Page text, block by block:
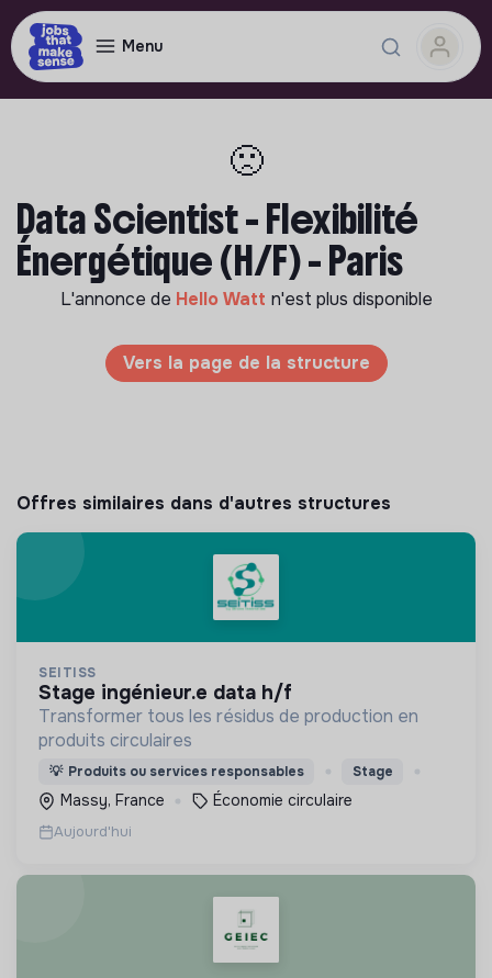
Menu
🙁
Data Scientist - Flexibilité
Énergétique (H/F) - Paris
L'annonce de Hello Watt n'est plus disponible
Vers la page de la structure
Offres similaires dans d'autres structures
SEITISS
stage ingénieur.e data h/f
Transformer tous les résidus de production en
produits circulaires
💡 Produits ou services responsables Stage
Massy, France Économie circulaire
Aujourd'hui